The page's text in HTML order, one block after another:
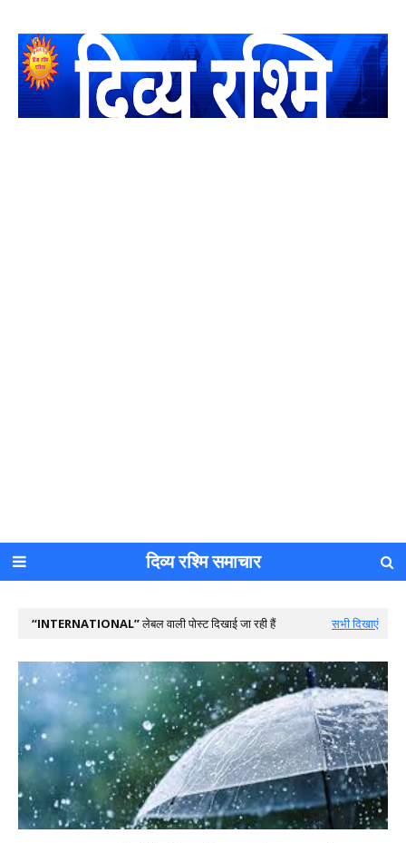
दिव्य रश्मि समाचार
INTERNATIONAL लेबल वाली पोस्ट दिखाई जा रही हैं सभी दिखाएं